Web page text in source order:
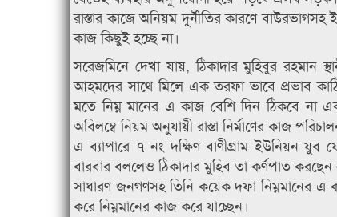
রাস্তার কাজে অনিয়ম দুর্নীতির কারণে
কাজ কিছুই হচ্ছে না।
সরেজমিনে দেখা যায়, ঠিকাদার মুহিবুর রহমান
আহমদের সাথে মিলে এক তরফা ভাবে প্রভাব
মতে নিম্ন মানের এ কাজ বেশি দিন ঠিকবে
অবিলম্বে নিয়ম অনুযায়ী রাস্তা নির্মাণের কাজ
এ ব্যাপারে ৭ নং দক্ষিণ বাণীগ্রাম ইউনিয়ন যুব
বারবার বললেও ঠিকাদার মুহিব তা কর্ণপাত
সাধারণ জনগণসহ তিনি কয়েক দফা নিম্নমানের
করে নিম্নমানের কাজ করে যাচ্ছেন।